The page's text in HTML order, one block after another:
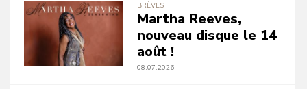
BRÈVES
Martha Reeves,
nouveau disque le 14
août !
08.07.2026